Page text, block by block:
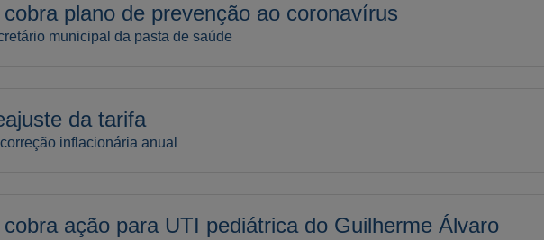
plano de prevenção ao coronavírus
municipal da pasta de saúde
da tarifa
inflacionária anual
ação para UTI pediátrica do Guilherme Álvaro